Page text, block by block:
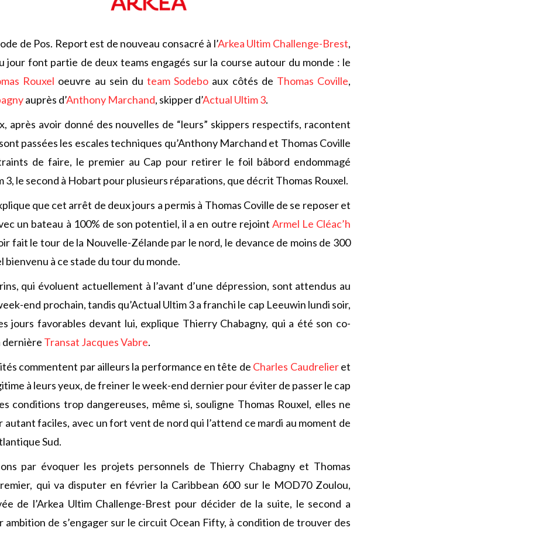
de Pos. Report est de nouveau consacré à l’Arkea Ultim Challenge-Brest,
jour font partie de deux teams engagés sur la course autour du monde : le
Rouxel oeuvre au sein duteam Sodebo aux côtés de Thomas Coville,
auprès d’Anthony Marchand, skipper d’Actual Ultim 3.
après avoir donné des nouvelles de “leurs” skippers respectifs, racontent
passées les escales techniques qu’Anthony Marchand et Thomas Coville
de faire, le premier au Cap pour retirer le foil bâbord endommagé
3, le second à Hobart pour plusieurs réparations, que décrit Thomas Rouxel.
que cet arrêt de deux jours a permis à Thomas Coville de se reposer et
un bateau à 100% de son potentiel, il a en outre rejoint Armel Le Cléac’h
fait le tour de la Nouvelle-Zélande par le nord, le devance de moins de 300
bienvenu à ce stade du tour du monde.
qui évoluent actuellement à l’avant d’une dépression, sont attendus au
end prochain, tandis qu’Actual Ultim 3 a franchi le cap Leeuwin lundi soir,
jours favorables devant lui, explique Thierry Chabagny, qui a été son co-
dernière Transat Jacques Vabre.
commentent par ailleurs la performance en tête de Charles Caudrelieret
à leurs yeux, de freiner le week-end dernier pour éviter de passer le cap
conditions trop dangereuses, même si, souligne Thomas Rouxel, elles ne
autant faciles, avec un fort vent de nord qui l’attend ce mardi au moment de
Sud.
par évoquer les projets personnels de Thierry Chabagny et Thomas
qui va disputer en février la Caribbean 600 sur le MOD70 Zoulou,
de l’Arkea Ultim Challenge-Brest pour décider de la suite, le second a
ambition de s’engager sur le circuit Ocean Fifty, à condition de trouver des